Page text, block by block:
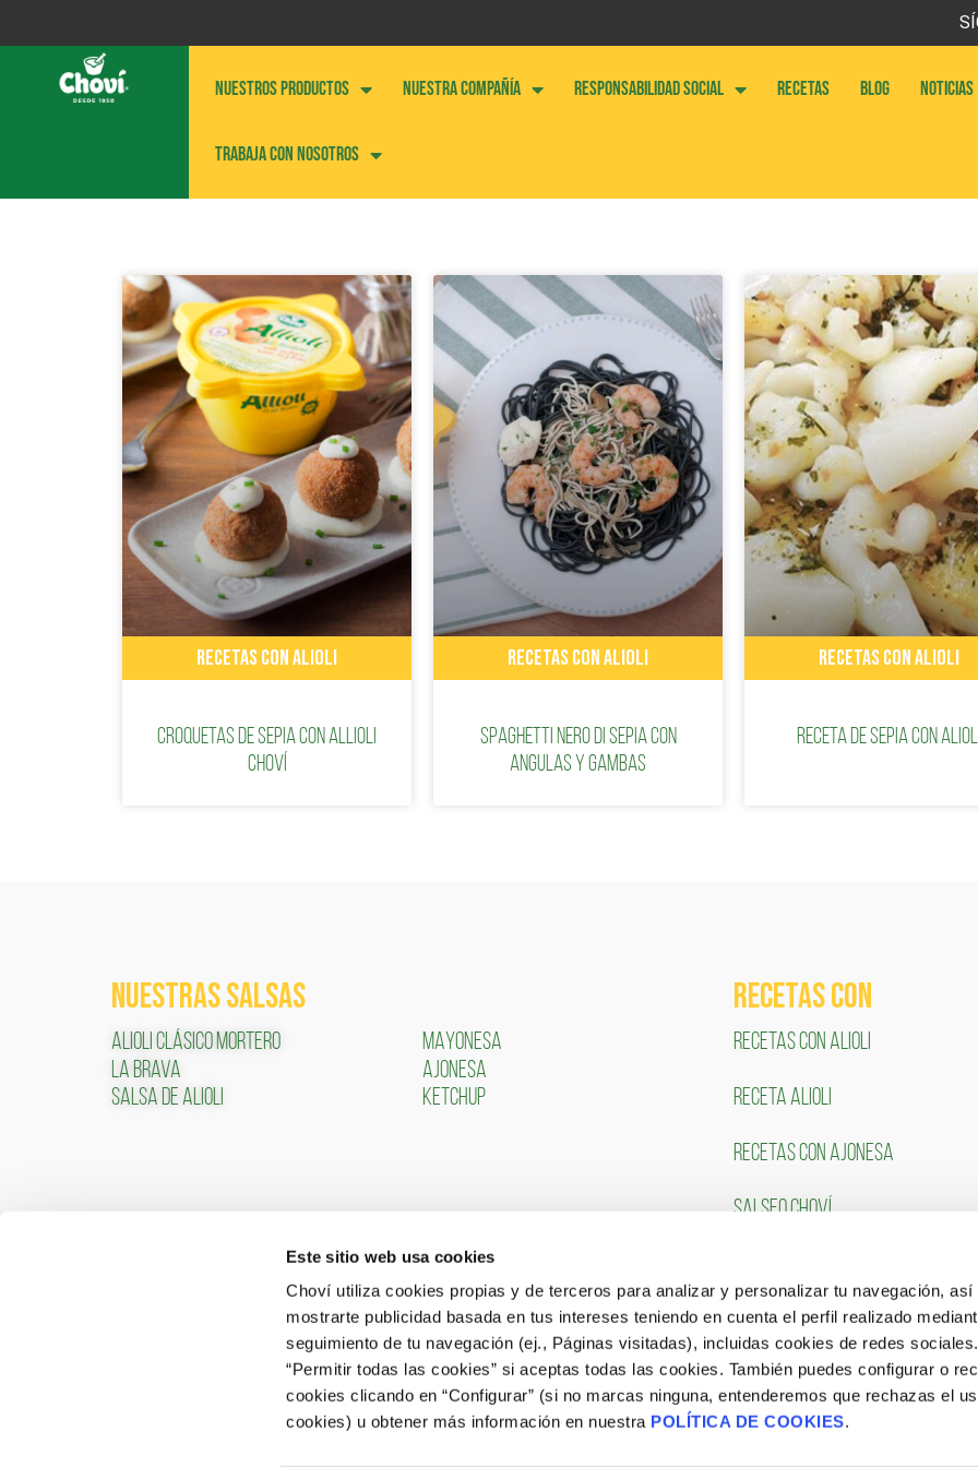
Este sitio web usa cookies
Choví utiliza cookies propias y de terceros para analizar y personalizar tu navegación, así
mostrarte publicidad basada en tus intereses teniendo en cuenta el perfil realizado
seguimiento de tu navegación (ej., Páginas visitadas), incluidas cookies de redes
“Permitir todas las cookies” si aceptas todas las cookies. También puedes configurar o
cookies clicando en “Configurar” (si no marcas ninguna, entenderemos que rechazas el
cookies) u obtener más información en nuestra POLÍTICA DE COOKIES.
NUESTROS PRODUCTOS NUESTRA COMPAÑÍA RESPONSABILIDAD SOCIAL RECETAS BLOG NOTICIAS
Trabaja con nosotros
RECETAS CON ALIOLI
Croquetas de sepia con Allioli
Choví
RECETAS CON ALIOLI
Spaghetti nero di sepia con
angulas y gambas
RECETAS CON ALIOLI
Receta de sepia con
NUESTRAS SALSAS
ALIOLI CLÁSICO MORTERO
LA BRAVA
SALSA DE ALIOLI
MAYONESA
AJONESA
KETCHUP
RECETAS COn
RECETAS CON ALIOLI
RECETA ALIOLI
RECETAS CON AJONESA
SALSEO CHOVÍ
Atención al Consumidor: 902 566 522
ÁREA CLIENTES
ACCEDER
TRABAJA CON
Portal de Empleo
CONSULTA NUESTRAS OFERTAS